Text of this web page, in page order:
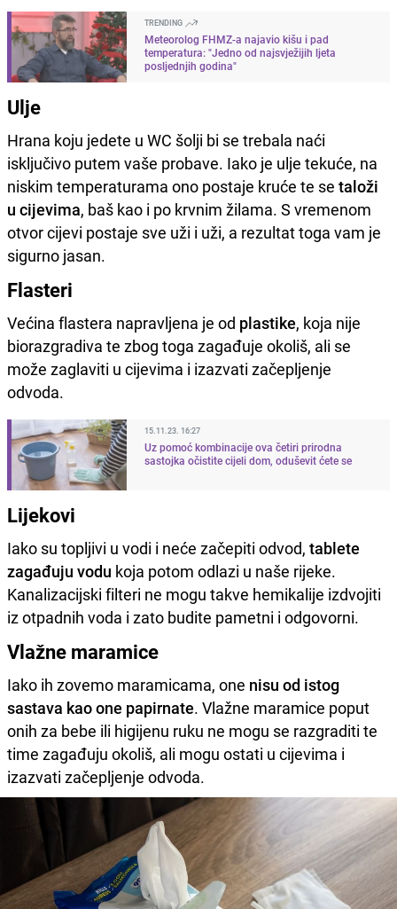
TRENDING
Meteorolog FHMZ-a najavio kišu i pad
temperatura: "Jedno od najsvježijih ljeta
posljednjih godina"
Ulje
Hrana koju jedete u WC šolji bi se trebala naći
isključivo putem vaše probave. Iako je ulje tekuće, na
niskim temperaturama ono postaje kruće te se taloži
u cijevima, baš kao i po krvnim žilama. S vremenom
otvor cijevi postaje sve uži i uži, a rezultat toga vam je
sigurno jasan.
Flasteri
Većina flastera napravljena je od plastike, koja nije
biorazgradiva te zbog toga zagađuje okoliš, ali se
može zaglaviti u cijevima i izazvati začepljenje
odvoda.
15.11.23. 16:27
Uz pomoć kombinacije ova četiri prirodna
sastojka očistite cijeli dom, oduševit ćete se
Lijekovi
Iako su topljivi u vodi i neće začepiti odvod, tablete
zagađuju vodu koja potom odlazi u naše rijeke.
Kanalizacijski filteri ne mogu takve hemikalije izdvojiti
iz otpadnih voda i zato budite pametni i odgovorni.
Vlažne maramice
Iako ih zovemo maramicama, one nisu od istog
sastava kao one papirnate. Vlažne maramice poput
onih za bebe ili higijenu ruku ne mogu se razgraditi te
time zagađuju okoliš, ali mogu ostati u cijevima i
izazvati začepljenje odvoda.